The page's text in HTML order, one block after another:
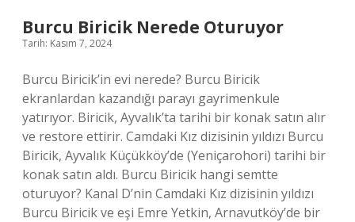
Burcu Biricik Nerede Oturuyor
Tarih: Kasım 7, 2024
Burcu Biricik’in evi nerede? Burcu Biricik
ekranlardan kazandığı parayı gayrimenkule
yatırıyor. Biricik, Ayvalık’ta tarihi bir konak satın alır
ve restore ettirir. Camdaki Kız dizisinin yıldızı Burcu
Biricik, Ayvalık Küçükköy’de (Yeniçarohori) tarihi bir
konak satın aldı. Burcu Biricik hangi semtte
oturuyor? Kanal D’nin Camdaki Kız dizisinin yıldızı
Burcu Biricik ve eşi Emre Yetkin, Arnavutköy’de bir